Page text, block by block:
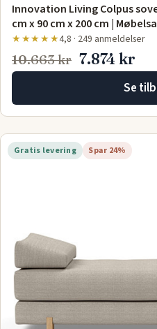
Innovation Living Colpus
cm x 90 cm x 200 cm |
★★★★★4,8 · 249 anmeldelser
10.663 kr 7.874 kr
Se
Gratis levering Spar 24%